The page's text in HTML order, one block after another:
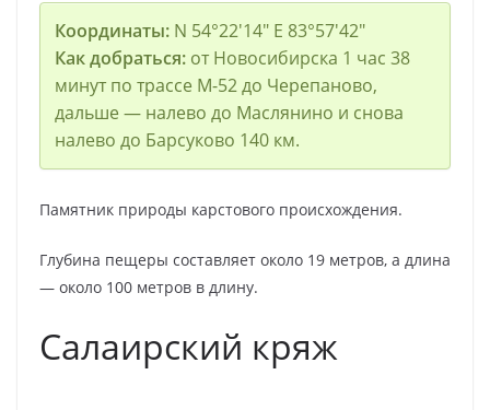
Координаты:N 54°22′14″ E 83°57′42″
Как добраться:от Новосибирска 1 час 38
минут по трассе М-52 до Черепаново,
дальше — налево до Маслянино и снова
налево до Барсуково 140 км.
Памятник природы карстового происхождения.
Глубина пещеры составляет около 19 метров, а длина
— около 100 метров в длину.
Салаирский кряж